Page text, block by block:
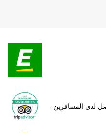
لدى المسافرين